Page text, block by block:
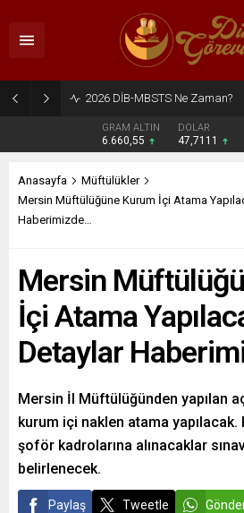
2026 DİB-MBSTS Ne Zaman?
GRAM ALTIN
6.660,55
DOLAR
47,7111
Anasayfa
Müftülükler
Mersin Müftülüğüne Kurum İçi Atama
Haberimizde…
Mersin
İçi Atama
Detaylar
Mersin İl Müftülüğünden yapılan
kurum içi naklen atama
şoför kadrolarına alınacaklar
belirlenecek.
Paylaş Tweetle